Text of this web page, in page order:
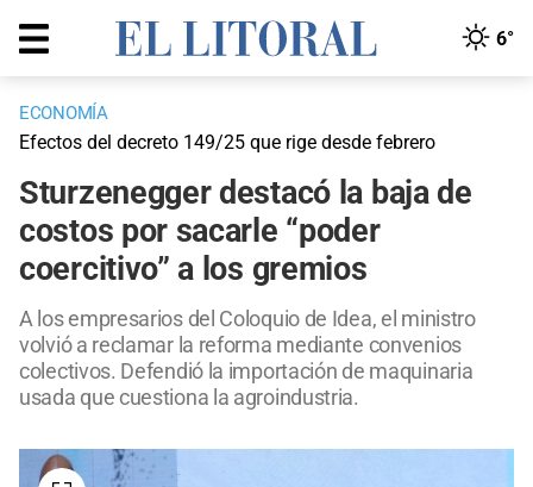
6°
ECONOMÍA
Efectos del decreto 149/25 que rige desde febrero
Sturzenegger destacó la baja de
costos por sacarle “poder
coercitivo” a los gremios
A los empresarios del Coloquio de Idea, el ministro
volvió a reclamar la reforma mediante convenios
colectivos. Defendió la importación de maquinaria
usada que cuestiona la agroindustria.